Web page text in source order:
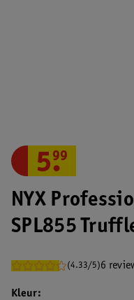
NYX
SPL855
(4.33/5)6
5.
99
Kleur